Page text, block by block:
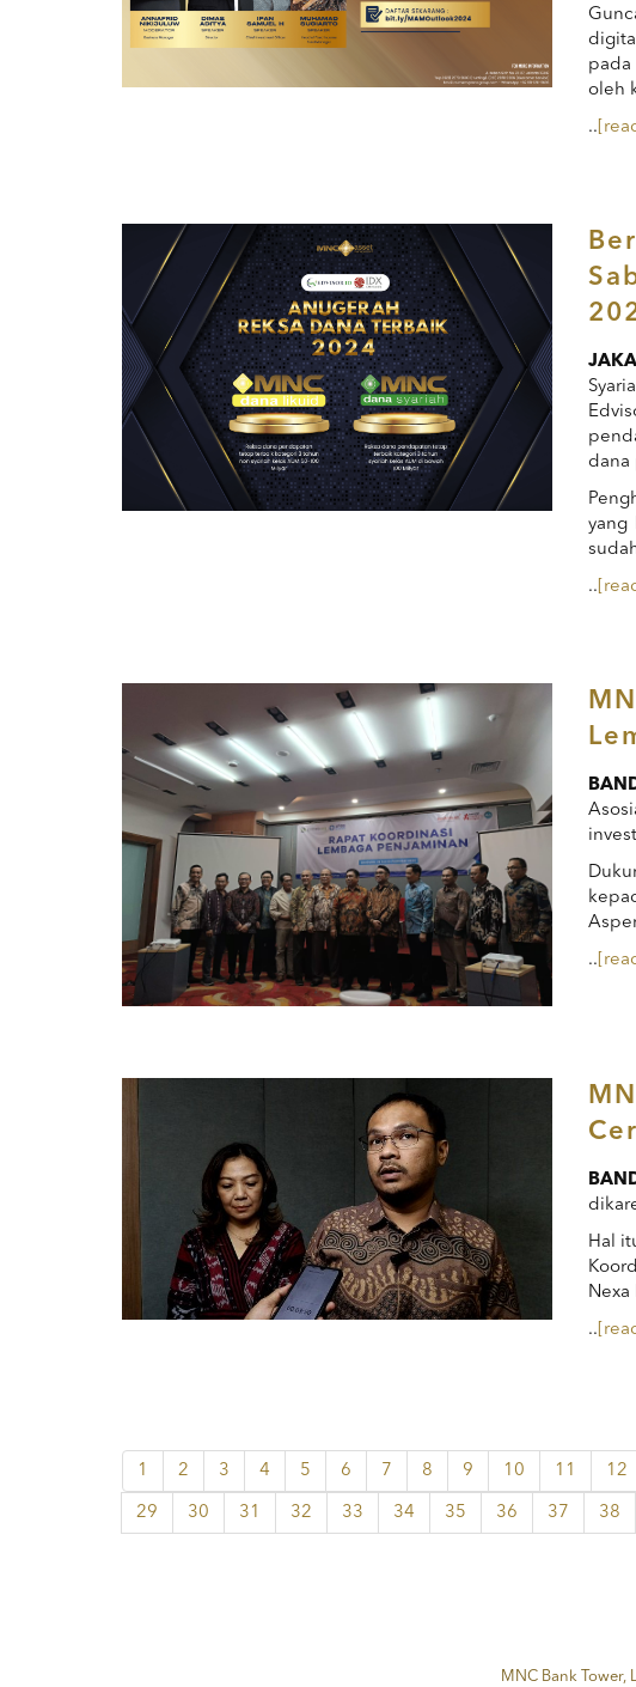
oleh
..
dana
yang
..
..
Hal
Nexa
..
1 2 3 4 5 6 7 8 9 10 11 12
29 30 31 32 33 34 35 36 37 38
MNC Bank Tower,